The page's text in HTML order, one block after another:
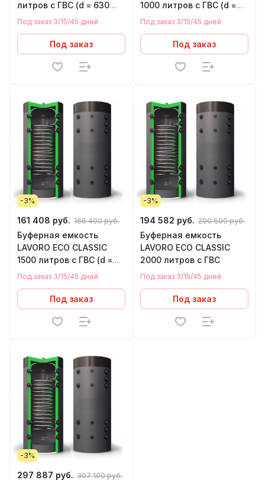
литров с ГВС (d = 630
мм, h = 1570 мм)
Под заказ 3/15/45 дней
Под заказ
1000 литров с ГВС (d =
920 мм, h = 2205 мм)
Под заказ 3/15/45 дней
Под заказ
-3%
161 408 руб. 166 400 руб.
Буферная емкость
LAVORO ECO CLASSIC
1500 литров с ГВС (d =
1070 мм, h = 2370 мм)
Под заказ 3/15/45 дней
Под заказ
-3%
194 582 руб. 200 600 руб.
Буферная емкость
LAVORO ECO CLASSIC
2000 литров с ГВС
Под заказ 3/15/45 дней
Под заказ
-3%
297 887 руб. 307 100 руб.